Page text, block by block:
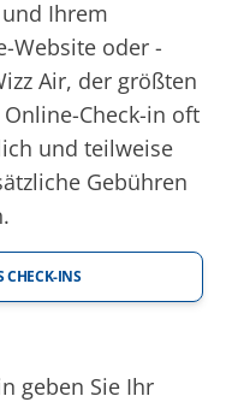
Ihrem
Website oder -
Air, der größten
Check-in oft
und teilweise
Gebühren
CHECK-INS
geben Sie Ihr